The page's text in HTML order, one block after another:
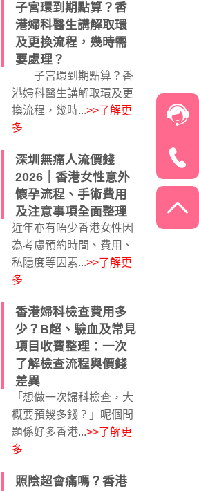
子宮環到期點算？香
港婦科醫生講解取環
及更換流程，幾時需
要處理？
子宮環到期點算？香
港婦科醫生講解取環及更
換流程，幾時...>>了解更
多
深圳無痛人流價錢
2026｜香港女性意外
懷孕流程、手術費用
及注意事項全面整理
近年亦有唔少香港女性因
為考慮預約時間、費用、
私隱度等因素...>>了解更
多
香港婦科檢查費用多
少？B超、驗血及常見
項目收費整理：一次
了解檢查流程與價錢
差異
「想做一次婦科檢查，大
概要預幾多錢？」呢個問
題係好多香港...>>了解更
多
照陰超會痛嗎？香港